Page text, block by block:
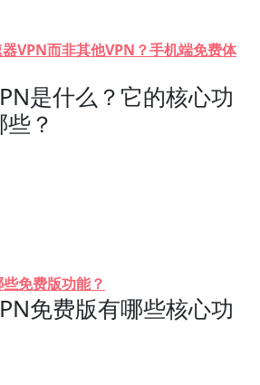
VPN而非其他VPN？手机端免费体
是什么？它的核心功
？
免费版功能？
免费版有哪些核心功